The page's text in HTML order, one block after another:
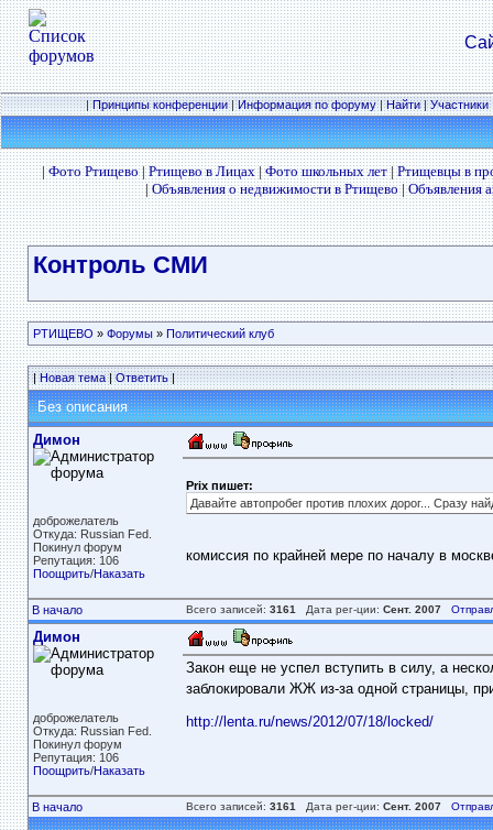
|Принципы конференции|Информация по форуму|Найти|Участники
|Фото Ртищево|Ртищево в Лицах|Фото школьных лет|Ртищевцы в
|Объявления о недвижимости в Ртищево|Объявления
Контроль СМИ
РТИЩЕВО » Форумы» Политический клуб
|Новая тема|Ответить|
Без описания
Димон
доброжелатель
Откуда: Russian Fed.
Покинул форум
Репутация: 106
Поощрить/Наказать
Prix пишет:
Давайте автопробег против плохих дорог... Сразу
комиссия по крайней мере по началу в
В начало Всего записей: 3161 Дата рег-ции: Сент. 2007
Димон
доброжелатель
Откуда: Russian Fed.
Покинул форум
Репутация: 106
Поощрить/Наказать
Закон еще не успел вступить в силу, а
заблокировали ЖЖ из-за одной страницы,
http://lenta.ru/news/2012/07/18/locked/
В начало Всего записей: 3161 Дата рег-ции: Сент. 2007